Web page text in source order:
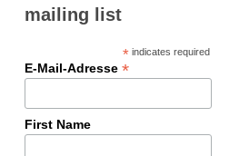
mailing list
* indicates required
E-Mail-Adresse *
First Name